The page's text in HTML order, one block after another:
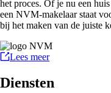
het proces. Of je nu een
een NVM-makelaar staat
bij het maken van de juiste
Lees meer
Diensten